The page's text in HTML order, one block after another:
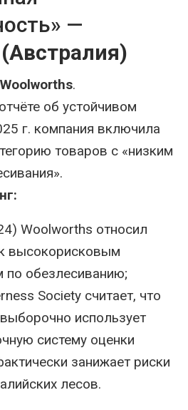
—
Woolworths.
об устойчивом
г. компания включила
товаров с «низким
Woolworths относил
высокорисковым
по обезлесиванию;
Society считает, что
использует
систему оценки
занижает риски
лесов.